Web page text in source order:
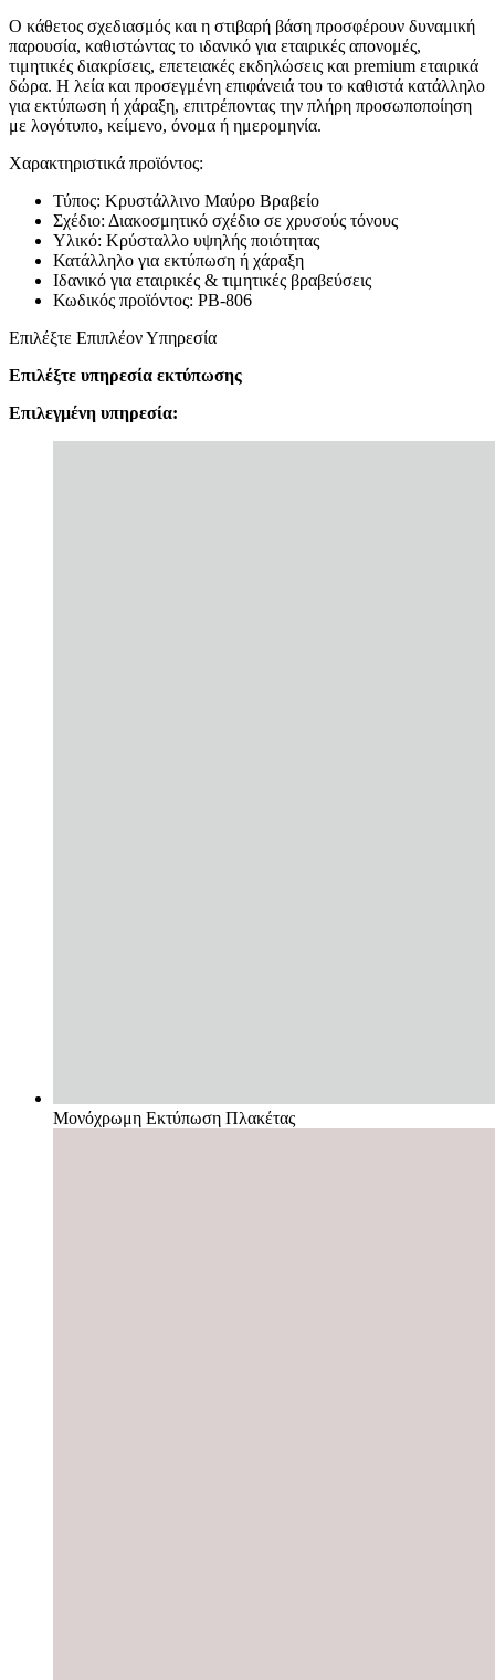
Ο κάθετος σχεδιασμός και η στιβαρή βάση προσφέρουν δυναμική
παρουσία, καθιστώντας το ιδανικό για εταιρικές απονομές,
τιμητικές διακρίσεις, επετειακές εκδηλώσεις και premium εταιρικά
δώρα. Η λεία και προσεγμένη επιφάνειά του το καθιστά κατάλληλο
για εκτύπωση ή χάραξη, επιτρέποντας την πλήρη προσωποποίηση
με λογότυπο, κείμενο, όνομα ή ημερομηνία.
Χαρακτηριστικά προϊόντος:
Τύπος: Κρυστάλλινο Μαύρο Βραβείο
Σχέδιο: Διακοσμητικό σχέδιο σε χρυσούς τόνους
Υλικό: Κρύσταλλο υψηλής ποιότητας
Κατάλληλο για εκτύπωση ή χάραξη
Ιδανικό για εταιρικές & τιμητικές βραβεύσεις
Κωδικός προϊόντος: PB-806
Επιλέξτε Επιπλέον Υπηρεσία
Επιλέξτε υπηρεσία εκτύπωσης
Επιλεγμένη υπηρεσία:
Μονόχρωμη Εκτύπωση Πλακέτας